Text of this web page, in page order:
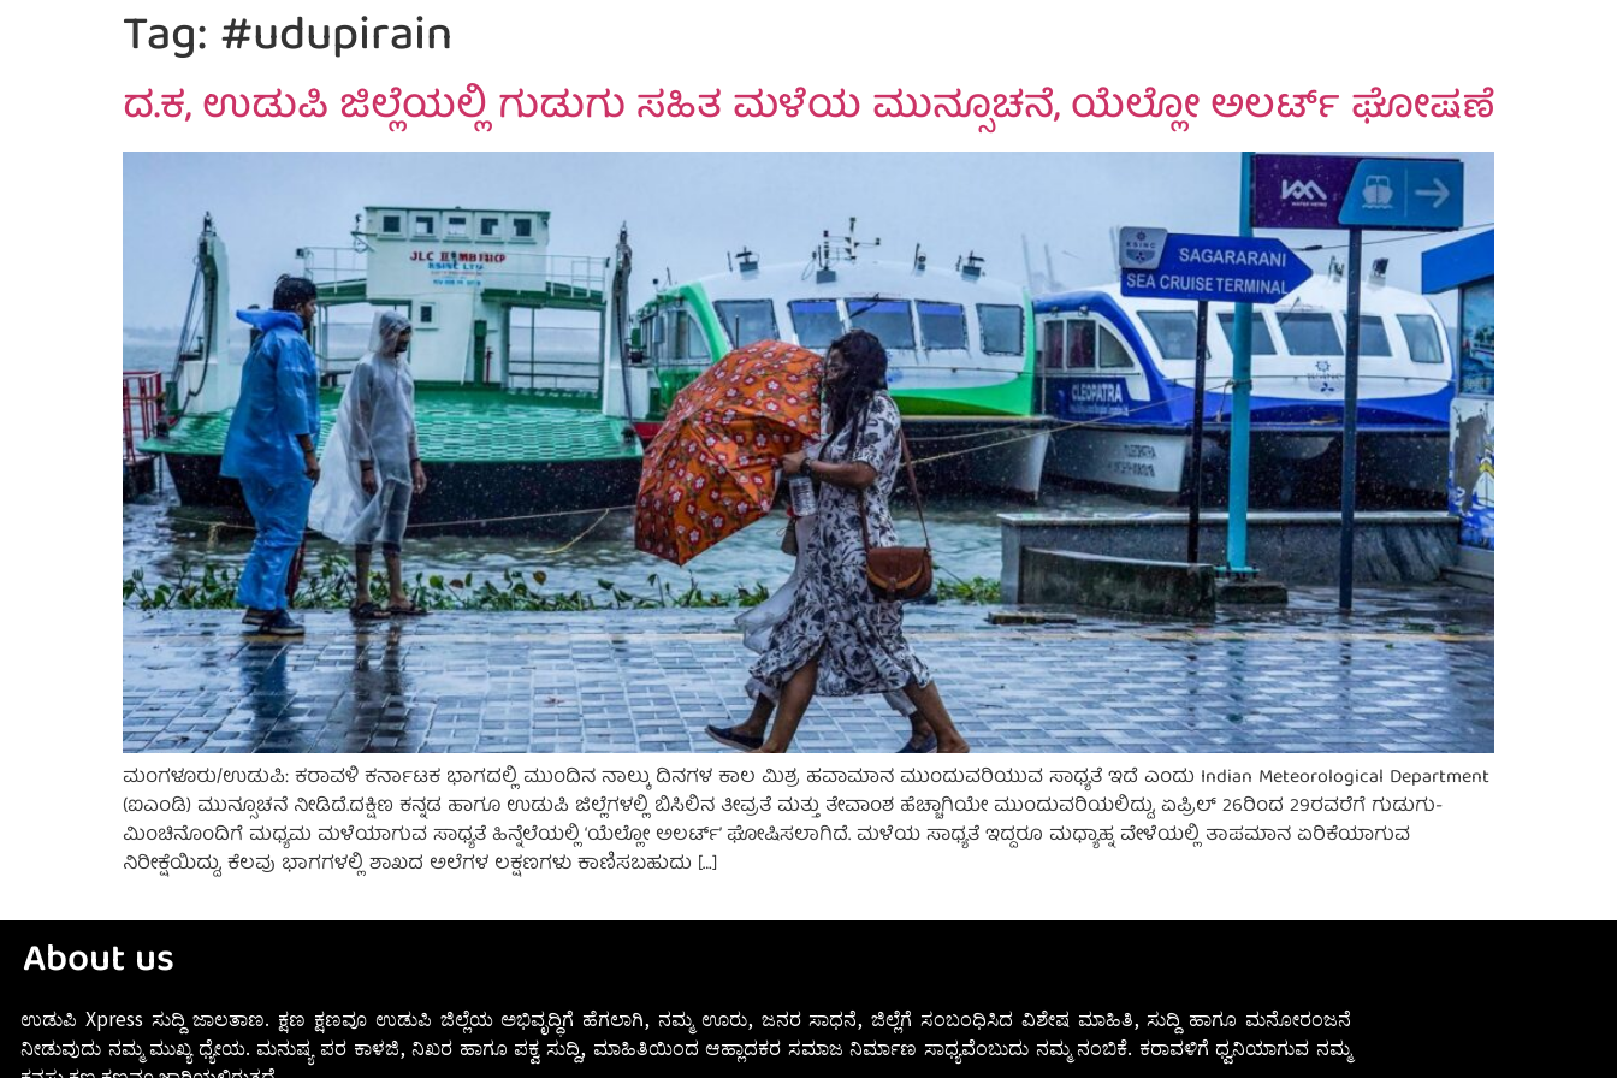
Tag:#udupirain
ದ.ಕ, ಉಡುಪಿ ಜಿಲ್ಲೆಯಲ್ಲಿ ಗುಡುಗು ಸಹಿತ ಮಳೆಯ ಮುನ್ಸೂಚನೆ, ಯೆಲ್ಲೋ ಅಲರ್ಟ್ ಘೋಷಣೆ
ಮಂಗಳೂರು/ಉಡುಪಿ: ಕರಾವಳಿ ಕರ್ನಾಟಕ ಭಾಗದಲ್ಲಿ ಮುಂದಿನ ನಾಲ್ಕು ದಿನಗಳ ಕಾಲ ಮಿಶ್ರ ಹವಾಮಾನ ಮುಂದುವರಿಯುವ ಸಾಧ್ಯತೆ ಇದೆ ಎಂದು Indian Meteorological Department
(ಐಎಂಡಿ) ಮುನ್ಸೂಚನೆ ನೀಡಿದೆ.ದಕ್ಷಿಣ ಕನ್ನಡ ಹಾಗೂ ಉಡುಪಿ ಜಿಲ್ಲೆಗಳಲ್ಲಿ ಬಿಸಿಲಿನ ತೀವ್ರತೆ ಮತ್ತು ತೇವಾಂಶ ಹೆಚ್ಚಾಗಿಯೇ ಮುಂದುವರಿಯಲಿದ್ದು, ಏಪ್ರಿಲ್ 26ರಿಂದ 29ರವರೆಗೆ ಗುಡುಗು-
ಮಿಂಚಿನೊಂದಿಗೆ ಮಧ್ಯಮ ಮಳೆಯಾಗುವ ಸಾಧ್ಯತೆ ಹಿನ್ನೆಲೆಯಲ್ಲಿ ‘ಯೆಲ್ಲೋ ಅಲರ್ಟ್’ ಘೋಷಿಸಲಾಗಿದೆ. ಮಳೆಯ ಸಾಧ್ಯತೆ ಇದ್ದರೂ ಮಧ್ಯಾಹ್ನ ವೇಳೆಯಲ್ಲಿ ತಾಪಮಾನ ಏರಿಕೆಯಾಗುವ
ನಿರೀಕ್ಷೆಯಿದ್ದು, ಕೆಲವು ಭಾಗಗಳಲ್ಲಿ ಶಾಖದ ಅಲೆಗಳ ಲಕ್ಷಣಗಳು ಕಾಣಿಸಬಹುದು […]
About us
ಉಡುಪಿ Xpress ಸುದ್ದಿ ಜಾಲತಾಣ. ಕ್ಷಣ ಕ್ಷಣವೂ ಉಡುಪಿ ಜಿಲ್ಲೆಯ ಅಭಿವೃದ್ಧಿಗೆ ಹೆಗಲಾಗಿ, ನಮ್ಮ ಊರು, ಜನರ ಸಾಧನೆ, ಜಿಲ್ಲೆಗೆ ಸಂಬಂಧಿಸಿದ ವಿಶೇಷ ಮಾಹಿತಿ, ಸುದ್ದಿ ಹಾಗೂ ಮನೋರಂಜನೆ
ನೀಡುವುದು ನಮ್ಮ ಮುಖ್ಯ ಧ್ಯೇಯ. ಮನುಷ್ಯ ಪರ ಕಾಳಜಿ, ನಿಖರ ಹಾಗೂ ಪಕ್ವ ಸುದ್ದಿ, ಮಾಹಿತಿಯಿಂದ ಆಹ್ಲಾದಕರ ಸಮಾಜ ನಿರ್ಮಾಣ ಸಾಧ್ಯವೆಂಬುದು ನಮ್ಮ ನಂಬಿಕೆ. ಕರಾವಳಿಗೆ ಧ್ವನಿಯಾಗುವ ನಮ್ಮ